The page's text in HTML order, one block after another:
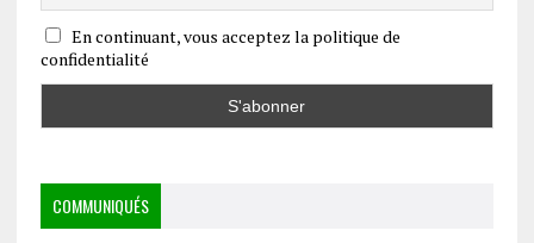
En continuant, vous acceptez la politique de
confidentialité
COMMUNIQUÉS